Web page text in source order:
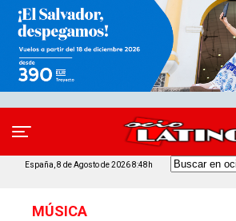
España, 8 de Agosto de 2026 8:48h
MÚSICA